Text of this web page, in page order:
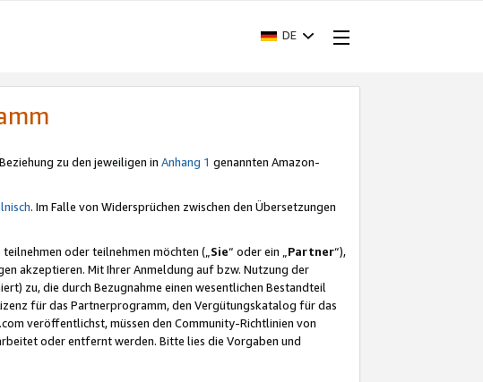
DE
zu den jeweiligen in Anhang 1 genannten Amazon-
. Im Falle von Widersprüchen zwischen den Übersetzungen
teilnehmen oder teilnehmen möchten („Sie“ oder ein „Partner“),
akzeptieren. Mit Ihrer Anmeldung auf bzw. Nutzung der
zu, die durch Bezugnahme einen wesentlichen Bestandteil
für das Partnerprogramm, den Vergütungskatalog für das
veröffentlichst, müssen den Community-Richtlinien von
oder entfernt werden. Bitte lies die Vorgaben und